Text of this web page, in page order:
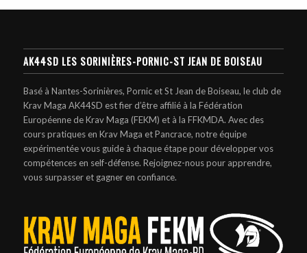
AK44SD LES SORINIÈRES-PORNIC-ST JEAN DE BOISEAU
Basé à Nantes-Sorinières, Pornic et St Jean de Boiseau, le club de
Krav Maga AK44SD est fier d’être affilié à la Fédération
Européenne de Krav Maga (FEKM) et à la FFKMDA. Avec des
cours pratiques en Krav Maga et Pancrace, notre équipe
expérimentée vous guide à chaque étape pour développer vos
compétences en self-défense. Rejoignez-nous pour apprendre,
vous surpasser et gagner en confiance.